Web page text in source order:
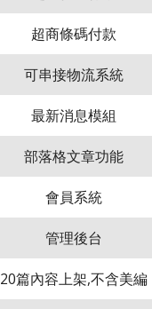
超商條碼付款
可串接物流系統
最新消息模組
部落格文章功能
會員系統
管理後台
20篇內容上架,不含美編